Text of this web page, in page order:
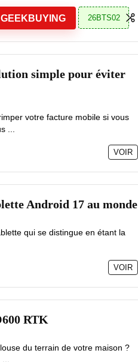
26BTS02
simple pour éviter
votre facture mobile si vous
...
VOIR
Android 17 au monde
qui se distingue en étant la
VOIR
RTK
du terrain de votre maison ?
...